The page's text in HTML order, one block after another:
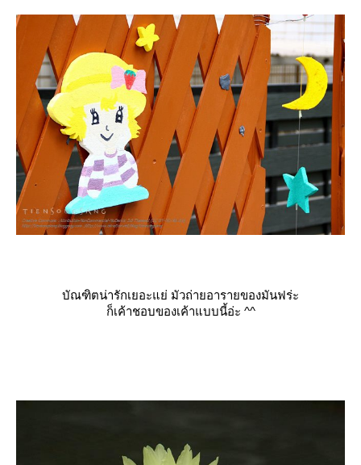
บัณฑิตน่ารักเยอะแย่ มัวถ่ายอารายของมันฟร่ะ
ก็เค้าชอบของเค้าแบบนี้อ่ะ ^^